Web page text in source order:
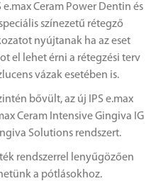
Ceram Power Dentin és
színezetű rétegző
nyújtanak ha az eset
el lehet érni a rétegzési terv
vázak esetében is.
bővült, az új IPS e.max
Ceram Intensive Gingiva IG
Solutions rendszert.
rendszerrel lenyűgözően
a pótlásokhoz.